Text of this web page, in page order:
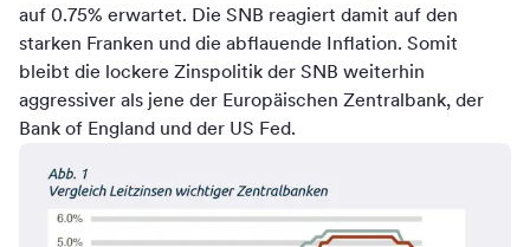
auf 0.75% erwartet. Die SNB reagiert damit auf den
starken Franken und die abflauende Inflation. Somit
bleibt die lockere Zinspolitik der SNB weiterhin
aggressiver als jene der Europäischen Zentralbank, der
Bank of England und der US Fed.